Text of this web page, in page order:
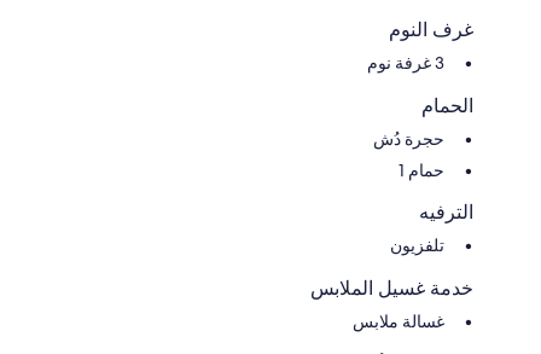
غرف النوم
3 غرفة نوم
الحمام
حجرة دُش
حمام 1
الترفيه
تلفزيون
خدمة غسيل الملابس
غسالة ملابس